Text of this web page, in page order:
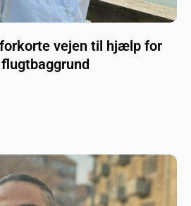
vejen til hjælp for